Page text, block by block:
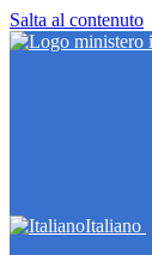
Salta al contenuto
Italiano